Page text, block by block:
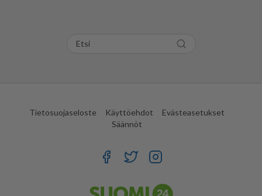
Tietosuojaseloste Käyttöehdot
Evästeasetukset
Säännöt